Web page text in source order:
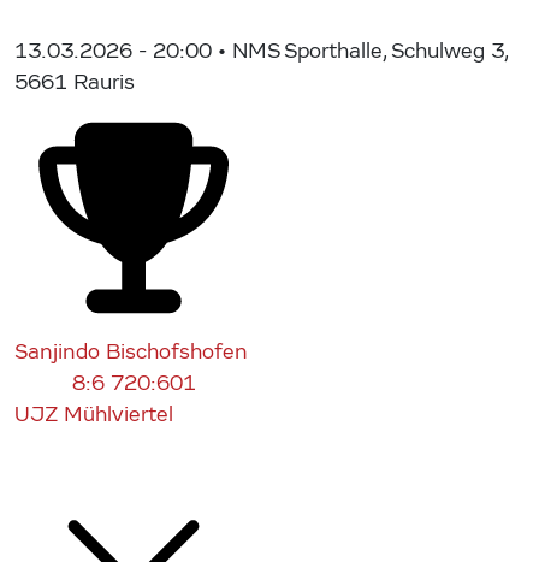
13.03.2026 - 20:00 • NMS Sporthalle, Schulweg 3,
5661 Rauris
Sanjindo Bischofshofen
8:6 720:601
UJZ Mühlviertel